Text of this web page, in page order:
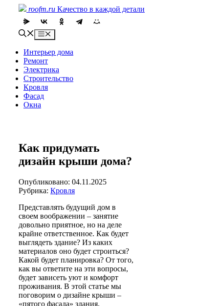
content
roofm.ru Качество в каждой детали
Menu
Интерьер дома
Ремонт
Электрика
Строительство
Кровля
Фасад
Окна
Как придумать
дизайн крыши дома?
Опубликовано: 04.11.2025
Рубрика: Кровля
Представлять будущий дом в
своем воображении – занятие
довольно приятное, но на деле
крайне ответственное. Как будет
выглядеть здание? Из каких
материалов оно будет строиться?
Какой будет планировка? От того,
как вы ответите на эти вопросы,
будет зависеть уют и комфорт
проживания. В этой статье мы
поговорим о дизайне крыши –
«пятого фасада» здания.